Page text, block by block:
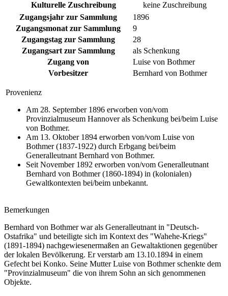
Kulturelle Zuschreibung
keine Zuschreibung
Zugangsjahr zur Sammlung
1896
Zugangsmonat zur Sammlung
9
Zugangstag zur Sammlung
28
Zugangsart zur Sammlung
als Schenkung
Zugang von
Luise von Bothmer
Vorbesitzer
Bernhard von Bothmer
Provenienz
Am 28. September 1896 erworben von/vom
Provinzialmuseum Hannover als Schenkung bei/beim Luise
von Bothmer.
Am 13. Oktober 1894 erworben von/vom Luise von
Bothmer (1837-1922) durch Erbgang bei/beim
Generalleutnant Bernhard von Bothmer.
Seit November 1892 erworben von/vom Generalleutnant
Bernhard von Bothmer (1860-1894) in (kolonialen)
Gewaltkontexten bei/beim unbekannt.
Bemerkungen
Bernhard von Bothmer war als Generalleutnant in "Deutsch-
Ostafrika" und beteiligte sich im Kontext des "Wahehe-Kriegs"
(1891-1894) nachgewiesenermaßen an Gewaltaktionen gegenüber
der lokalen Bevölkerung. Er verstarb am 13.10.1894 in einem
Gefecht bei Konko. Seine Mutter Luise von Bothmer schenkte dem
"Provinzialmuseum" die von ihrem Sohn an sich genommenen
Objekte.